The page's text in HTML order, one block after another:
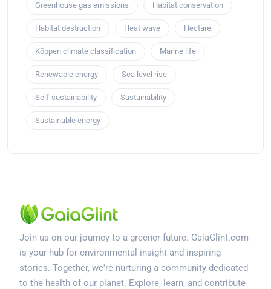
Greenhouse gas emissions Habitat conservation
Habitat destruction Heat wave Hectare
Köppen climate classification Marine life
Renewable energy Sea level rise
Self-sustainability Sustainability
Sustainable energy
Join us on our journey to a greener future. GaiaGlint.com
is your hub for environmental insight and inspiring
stories. Together, we're nurturing a community dedicated
to the health of our planet. Explore, learn, and contribute